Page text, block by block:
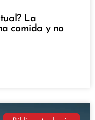
La
comida y no